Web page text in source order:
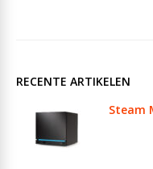
RECENTE ARTIKELEN
Steam